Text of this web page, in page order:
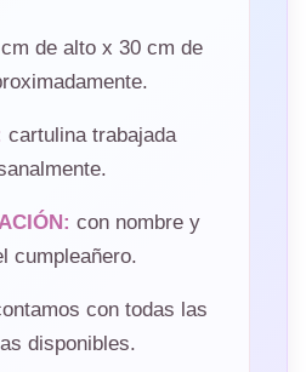
de alto x 30 cm de
cartulina trabajada
con nombre y
cumpleañero.
con todas las
disponibles.